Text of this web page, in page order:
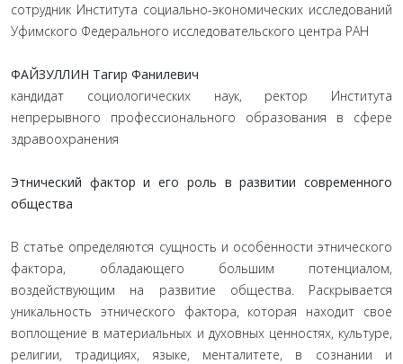
сотрудник Института социально-экономических исследований
Уфимского Федерального исследовательского центра РАН
ФАЙЗУЛЛИН Тагир Фанилевич
кандидат социологических наук, ректор Института
непрерывного профессионального образования в сфере
здравоохранения
Этнический фактор и его роль в развитии современного
общества
В статье определяются сущность и особенности этнического
фактора, обладающего большим потенциалом,
воздействующим на развитие общества. Раскрывается
уникальность этнического фактора, которая находит свое
воплощение в материальных и духовных ценностях, культуре,
религии, традициях, языке, менталитете, в сознании и